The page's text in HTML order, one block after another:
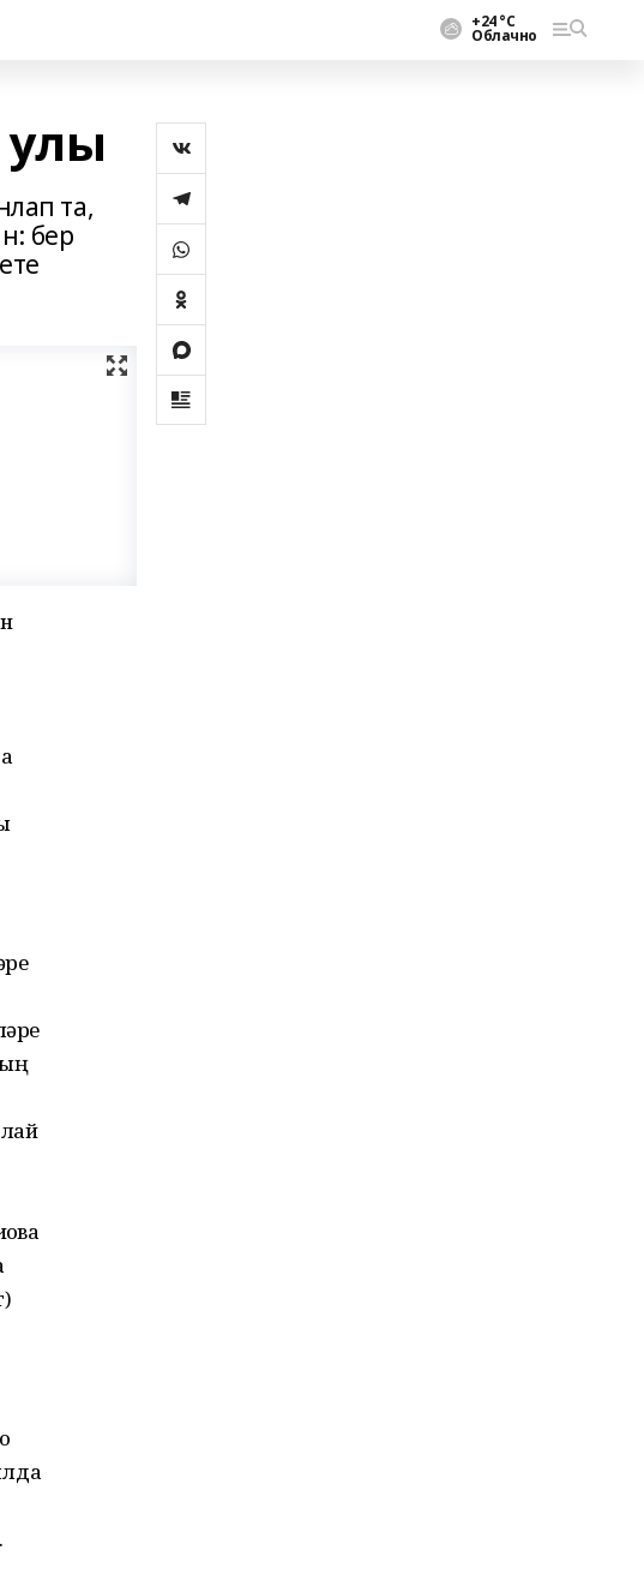
+24 °С
Облачно
та,
бер